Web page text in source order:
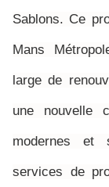
Sablons. Ce
Mans
large de
une nouvelle
modernes et
services de